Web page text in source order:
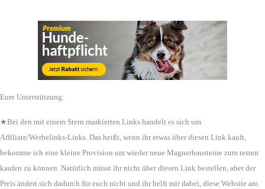
Eure Unterstützung:
★Bei den mit einem Stern markierten Links handelt es sich um
Affiliate/Werbelinks-Links. Das heißt, wenn ihr etwas über diesen Link kauft,
bekomme ich eine kleine Provision um wieder neue Magnetbausteine zum testen
kaufen zu können. Natürlich müsst ihr nicht über diesen Link bestellen, aber der
Preis ändert sich dadurch für euch nicht und ihr helft mir dabei, diese Website am